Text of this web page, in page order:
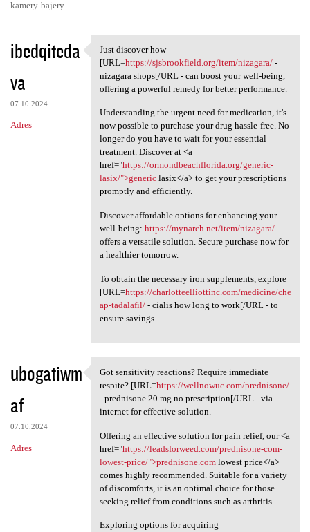
kamery-bajery
K
o
m
e
n
ibedqiteda
va
07.10.2024
Adres
Just discover how [URL=https:
Just discover how
[URL=https://sjsbrookfield.org/item/nizagara/-
nizagara shops[/URL - can boost your well-being,
offering a powerful remedy for better performance.
Understanding the urgent need for medication, it's
now possible to purchase your drug hassle-free. No
longer do you have to wait for your essential
treatment. Discover at <a
href="https://ormondbeachflorida.org/generic-
lasix/">genericlasix</a> to get your prescriptions
promptly and efficiently.
Discover affordable options for enhancing your
well-being: https://mynarch.net/item/nizagara/
offers a versatile solution. Secure purchase now for
a healthier tomorrow.
To obtain the necessary iron supplements, explore
[URL=https://charlotteelliottinc.com/medicine/che
ap-tadalafil/- cialis how long to work[/URL - to
ensure savings.
ubogatiwm
af
07.10.2024
Adres
Got sensitivity reactions?
Got sensitivity reactions? Require immediate
respite? [URL=https://wellnowuc.com/prednisone/
- prednisone 20 mg no prescription[/URL - via
internet for effective solution.
Offering an effective solution for pain relief, our <a
href="https://leadsforweed.com/prednisone-com-
lowest-price/">prednisone.comlowest price</a>
comes highly recommended. Suitable for a variety
of discomforts, it is an optimal choice for those
seeking relief from conditions such as arthritis.
Exploring options for acquiring